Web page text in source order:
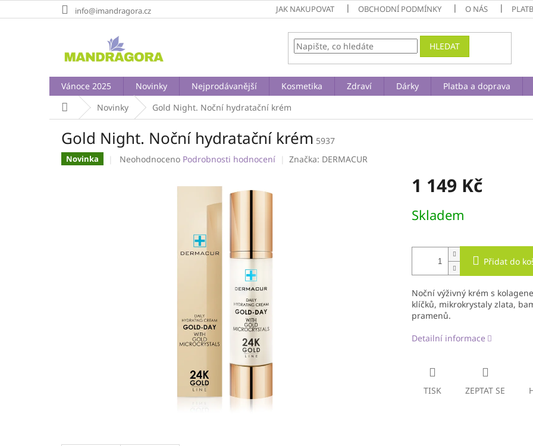
na
info@imandragora.cz JAK NAKUPOVAT OBCHODNÍ PODMÍNKY O NÁS
HLEDAT
Vánoce 2025 Novinky Nejprodávanější Kosmetika Zdraví Dárky Platba a doprava
Domů Novinky Gold Night. Noční hydratační krém
Gold Night. Noční hydratační krém 5937
Novinka
Průměrné
Neohodnoceno Podrobnosti hodnocení Značka: DERMACUR
1 149 Kč
cena:
Skladem
Přidat do
Noční výživný krém s
klíčků, mikrokrystaly zlata,
pramenů.
Detailní informace
TISK ZEPTAT SE